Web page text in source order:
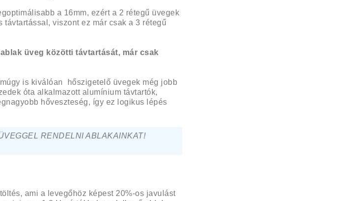
a 16mm, ezért a 2 rétegű üvegek
viszont ez már csak a 3 rétegű
üveg közötti távtartását, már csak
is kiválóan hőszigetelő üvegek még jobb
óta alkalmazott alumínium távtartók,
hőveszteség, így ez logikus lépés
RENDELNI ABLAKAINKAT!
ami a levegőhöz képest 20%-os javulást